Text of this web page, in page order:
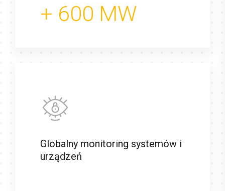
+ 600 MW
Globalny monitoring systemów i
urządzeń